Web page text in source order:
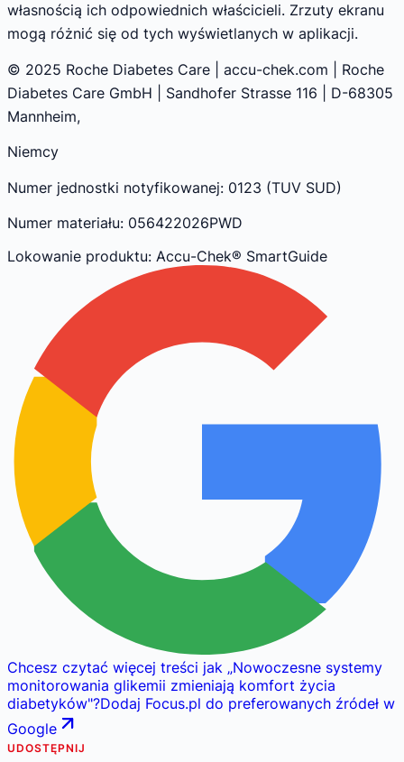
własnością ich odpowiednich właścicieli. Zrzuty ekranu
mogą różnić się od tych wyświetlanych w aplikacji.
© 2025 Roche Diabetes Care | accu-chek.com | Roche
Diabetes Care GmbH | Sandhofer Strasse 116 | D-68305
Mannheim,
Niemcy
Numer jednostki notyfikowanej: 0123 (TUV SUD)
Numer materiału: 056422026PWD
Lokowanie produktu: Accu-Chek® SmartGuide
Chcesz czytać więcej treści jak „Nowoczesne systemy
monitorowania glikemii zmieniają komfort życia
diabetyków"?Dodaj Focus.pl do preferowanych źródeł w
Google
UDOSTĘPNIJ